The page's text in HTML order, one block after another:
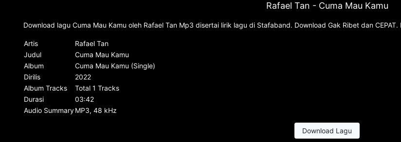
Rafael Tan - Cuma Mau Kamu
Download lagu Cuma Mau Kamu oleh Rafael Tan Mp3 disertai lirik lagu di Stafaband. Download Gak Ribet dan
Artis
Rafael Tan
Judul
Cuma Mau Kamu
Album
Cuma Mau Kamu (Single)
Dirilis
2022
Album Tracks
Total 1 Tracks
Durasi
03:42
Audio SummaryMP3, 48 kHz
Download Lagu